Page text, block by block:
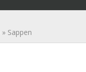
» Sappen